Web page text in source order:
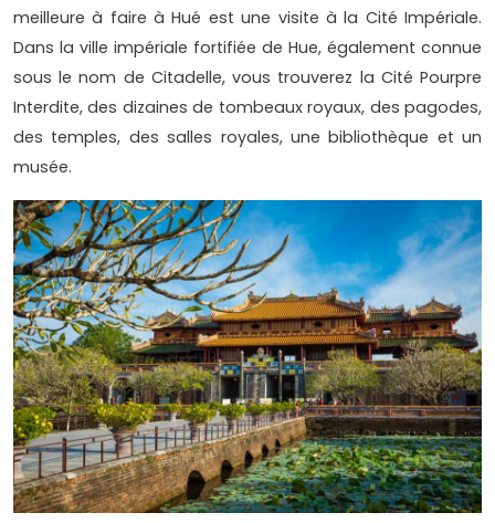
meilleure à faire à Hué est une visite à la Cité Impériale.
Dans la ville impériale fortifiée de Hue, également connue
sous le nom de Citadelle, vous trouverez la Cité Pourpre
Interdite, des dizaines de tombeaux royaux, des pagodes,
des temples, des salles royales, une bibliothèque et un
musée.